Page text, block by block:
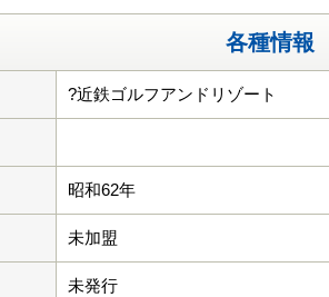
各種情報
?近鉄ゴルフアンドリゾート
昭和62年
未加盟
未発行